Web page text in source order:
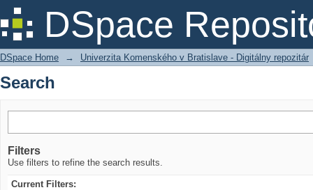
DSpace
Search
DSpace Home → Univerzita Komenského v Bratislave - Digitálny repozitár
Search
Filters
Use filters to refine the search results.
Current Filters: